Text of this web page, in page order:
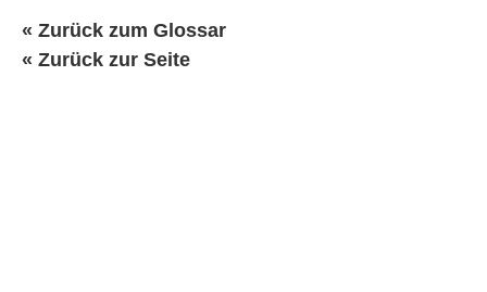
« Zurück zum Glossar
« Zurück zur Seite